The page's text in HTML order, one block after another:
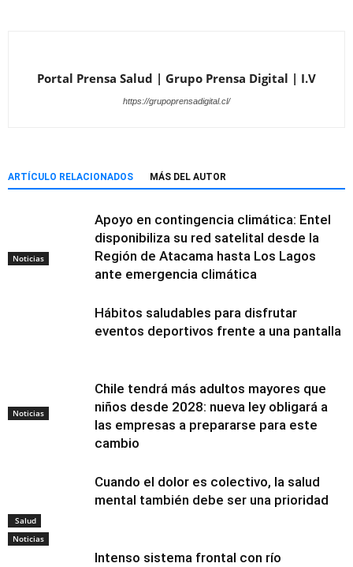
Portal Prensa Salud | Grupo Prensa Digital | I.V
https://grupoprensadigital.cl/
ARTÍCULO RELACIONADOS MÁS DEL AUTOR
Noticias
Apoyo en contingencia climática: Entel
disponibiliza su red satelital desde la
Región de Atacama hasta Los Lagos
ante emergencia climática
Noticias
Hábitos saludables para disfrutar
eventos deportivos frente a una pantalla
Noticias
Chile tendrá más adultos mayores que
niños desde 2028: nueva ley obligará a
las empresas a prepararse para este
cambio
Salud
Cuando el dolor es colectivo, la salud
mental también debe ser una prioridad
Intenso sistema frontal con río